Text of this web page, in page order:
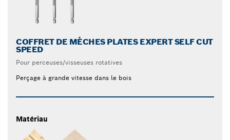
COFFRET DE MÈCHES PLATES EXPERT SELF CUT
SPEED
Pour perceuses/visseuses rotatives
Perçage à grande vitesse dans le bois
Matériau